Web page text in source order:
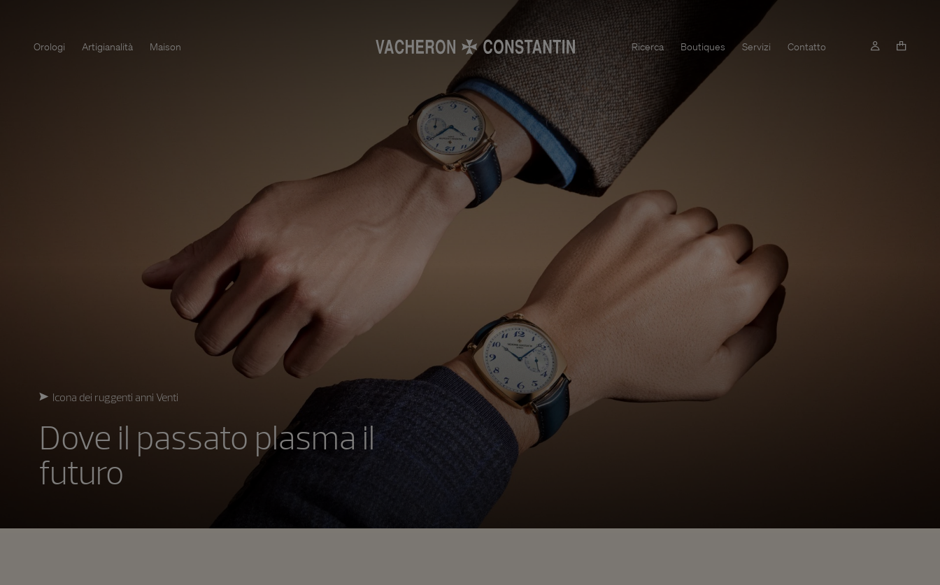
Orologi Artigianalità Maison Ricerca Boutiques Servizi Contatto
Icona dei ruggenti anni Venti
Dove il passato plasma il
futuro